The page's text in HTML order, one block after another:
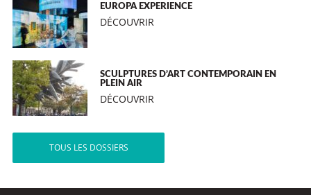
EUROPA EXPERIENCE
DÉCOUVRIR
SCULPTURES D’ART CONTEMPORAIN EN
PLEIN AIR
DÉCOUVRIR
TOUS LES DOSSIERS